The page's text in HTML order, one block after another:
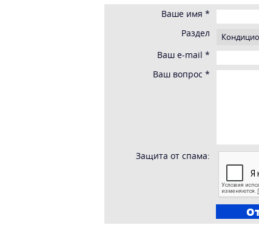
Ваше имя *
Раздел
Ваш e-mail *
Ваш вопрос *
Защита от спама: